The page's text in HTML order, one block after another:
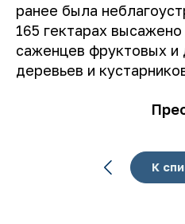
ранее была
165 гектарах
саженцев фруктовых и
деревьев и
К